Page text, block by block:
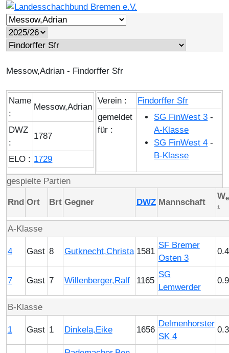
Messow,Adrian - Findorffer Sfr
Name
:
Messow,Adrian
DWZ
:
1787
ELO : 1729
Verein :
Findorffer Sfr
gemeldet
für :
SG FinWest 3 -
A-Klasse
SG FinWest 4 -
B-Klasse
gespielte Partien
Rnd Ort Brt Gegner DWZ Mannschaft
We
¹
A-Klasse
4 Gast 8 Gutknecht,Christa 1581
SF Bremer
Osten 3
7 Gast 7 Willenberger,Ralf 1165
SG
Lemwerder
B-Klasse
1 Gast 1 Dinkela,Eike 1656
Delmenhorster
SK 4